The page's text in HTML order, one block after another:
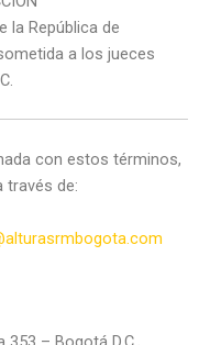
la República de
a los jueces
con estos términos,
de: